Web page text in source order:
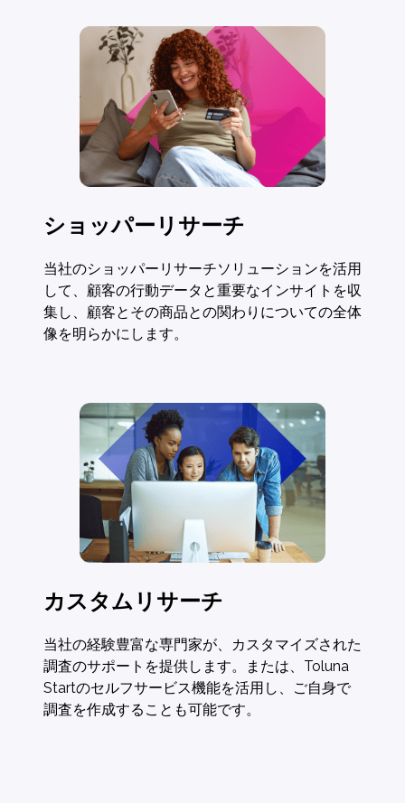
ショッパーリサーチ
当社のショッパーリサーチソリューションを活用
して、顧客の行動データと重要なインサイトを収
集し、顧客とその商品との関わりについての全体
像を明らかにします。
カスタムリサーチ
当社の経験豊富な専門家が、カスタマイズされた
調査のサポートを提供します。または、Toluna
Startのセルフサービス機能を活用し、ご自身で
調査を作成することも可能です。